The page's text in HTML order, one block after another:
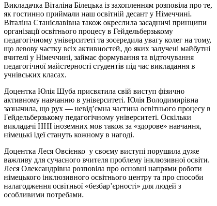
Викладачка Віталіна Білецька із захопленням розповіла про те,
як гостинно приймали наш освітній десант у Німеччині.
Віталіна Станіславівна також окреслила засадничі принципи
організації освітнього процесу в Гейдельберзькому
педагогічному університеті та зосередила увагу колег на тому,
що левову частку всіх активностей, до яких залучені майбутні
вчителі у Німеччині, займає формування та відточування
педагогічної майстерності студентів під час викладання в
учнівських класах.
Доцентка Юлія Шуба присвятила свій виступ фізично
активному навчанню в університеті. Юлія Володимирівна
зазначила, що рух — невід’ємна частина освітнього процесу в
Гейдельберзькому педагогічному університеті. Оскільки
викладачі ННІ іноземних мов також за «здорове» навчання,
німецькі ідеї стануть кожному в нагоді.
Доцентка Леся Овсієнко у своєму виступі порушила дуже
важливу для сучасного вчителя проблему інклюзивної освіти.
Леся Олександрівна розповіла про основні напрями роботи
німецького інклюзивного освітнього центру та про способи
налагодження освітньої «безбар’єрності» для людей з
особливими потребами.